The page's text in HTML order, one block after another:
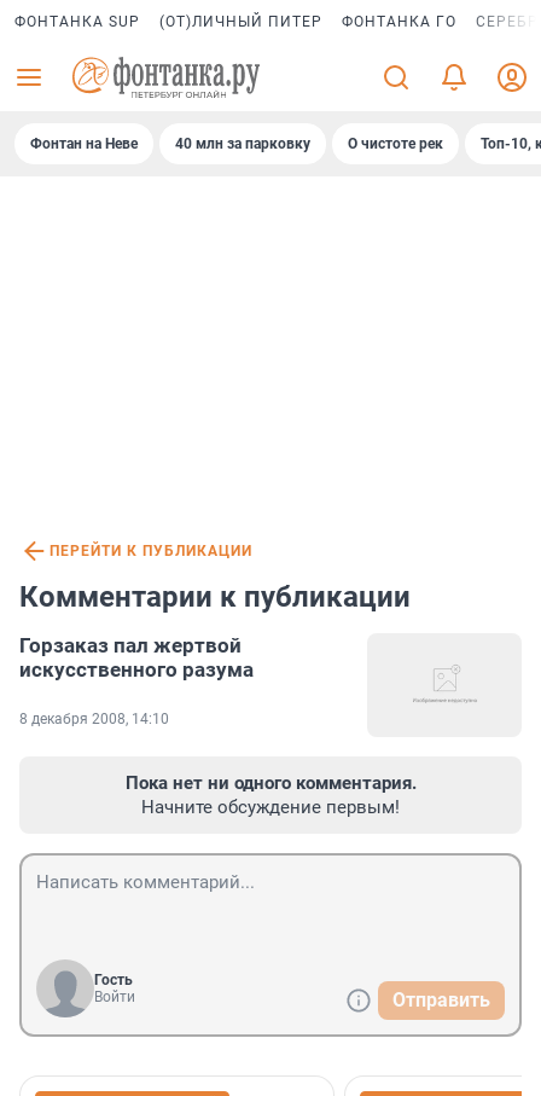
ФОНТАНКА SUP (ОТ)ЛИЧНЫЙ ПИТЕР ФОНТАНКА ГО
Фонтан на Неве 40 млн за парковку О чистоте рек Топ-10,
ПЕРЕЙТИ К ПУБЛИКАЦИИ
Комментарии к публикации
Горзаказ пал жертвой
искусственного разума
8 декабря 2008, 14:10
Пока нет ни одного комментария.
Начните обсуждение первым!
Гость
Войти
Отправить